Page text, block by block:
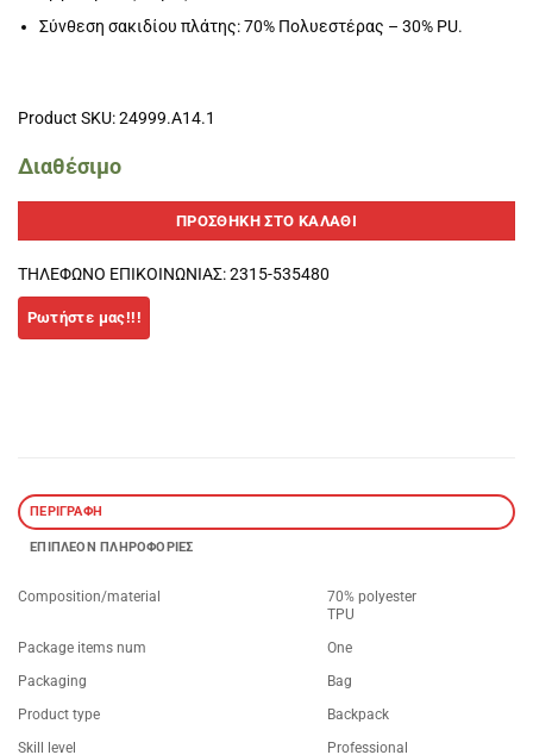
Σύνθεση σακιδίου πλάτης: 70% Πολυεστέρας – 30% PU.
Product SKU: 24999.A14.1
Διαθέσιμο
ΠΡΟΣΘΉΚΗ ΣΤΟ ΚΑΛΆΘΙ
ΤΗΛΕΦΩΝΟ ΕΠΙΚΟΙΝΩΝΙΑΣ: 2315-535480
ΠΕΡΙΓΡΑΦΉ
ΕΠΙΠΛΈΟΝ ΠΛΗΡΟΦΟΡΊΕΣ
Composition/material
70% polyester
TPU
Package items num
One
Packaging
Bag
Product type
Backpack
Skill level
Professional